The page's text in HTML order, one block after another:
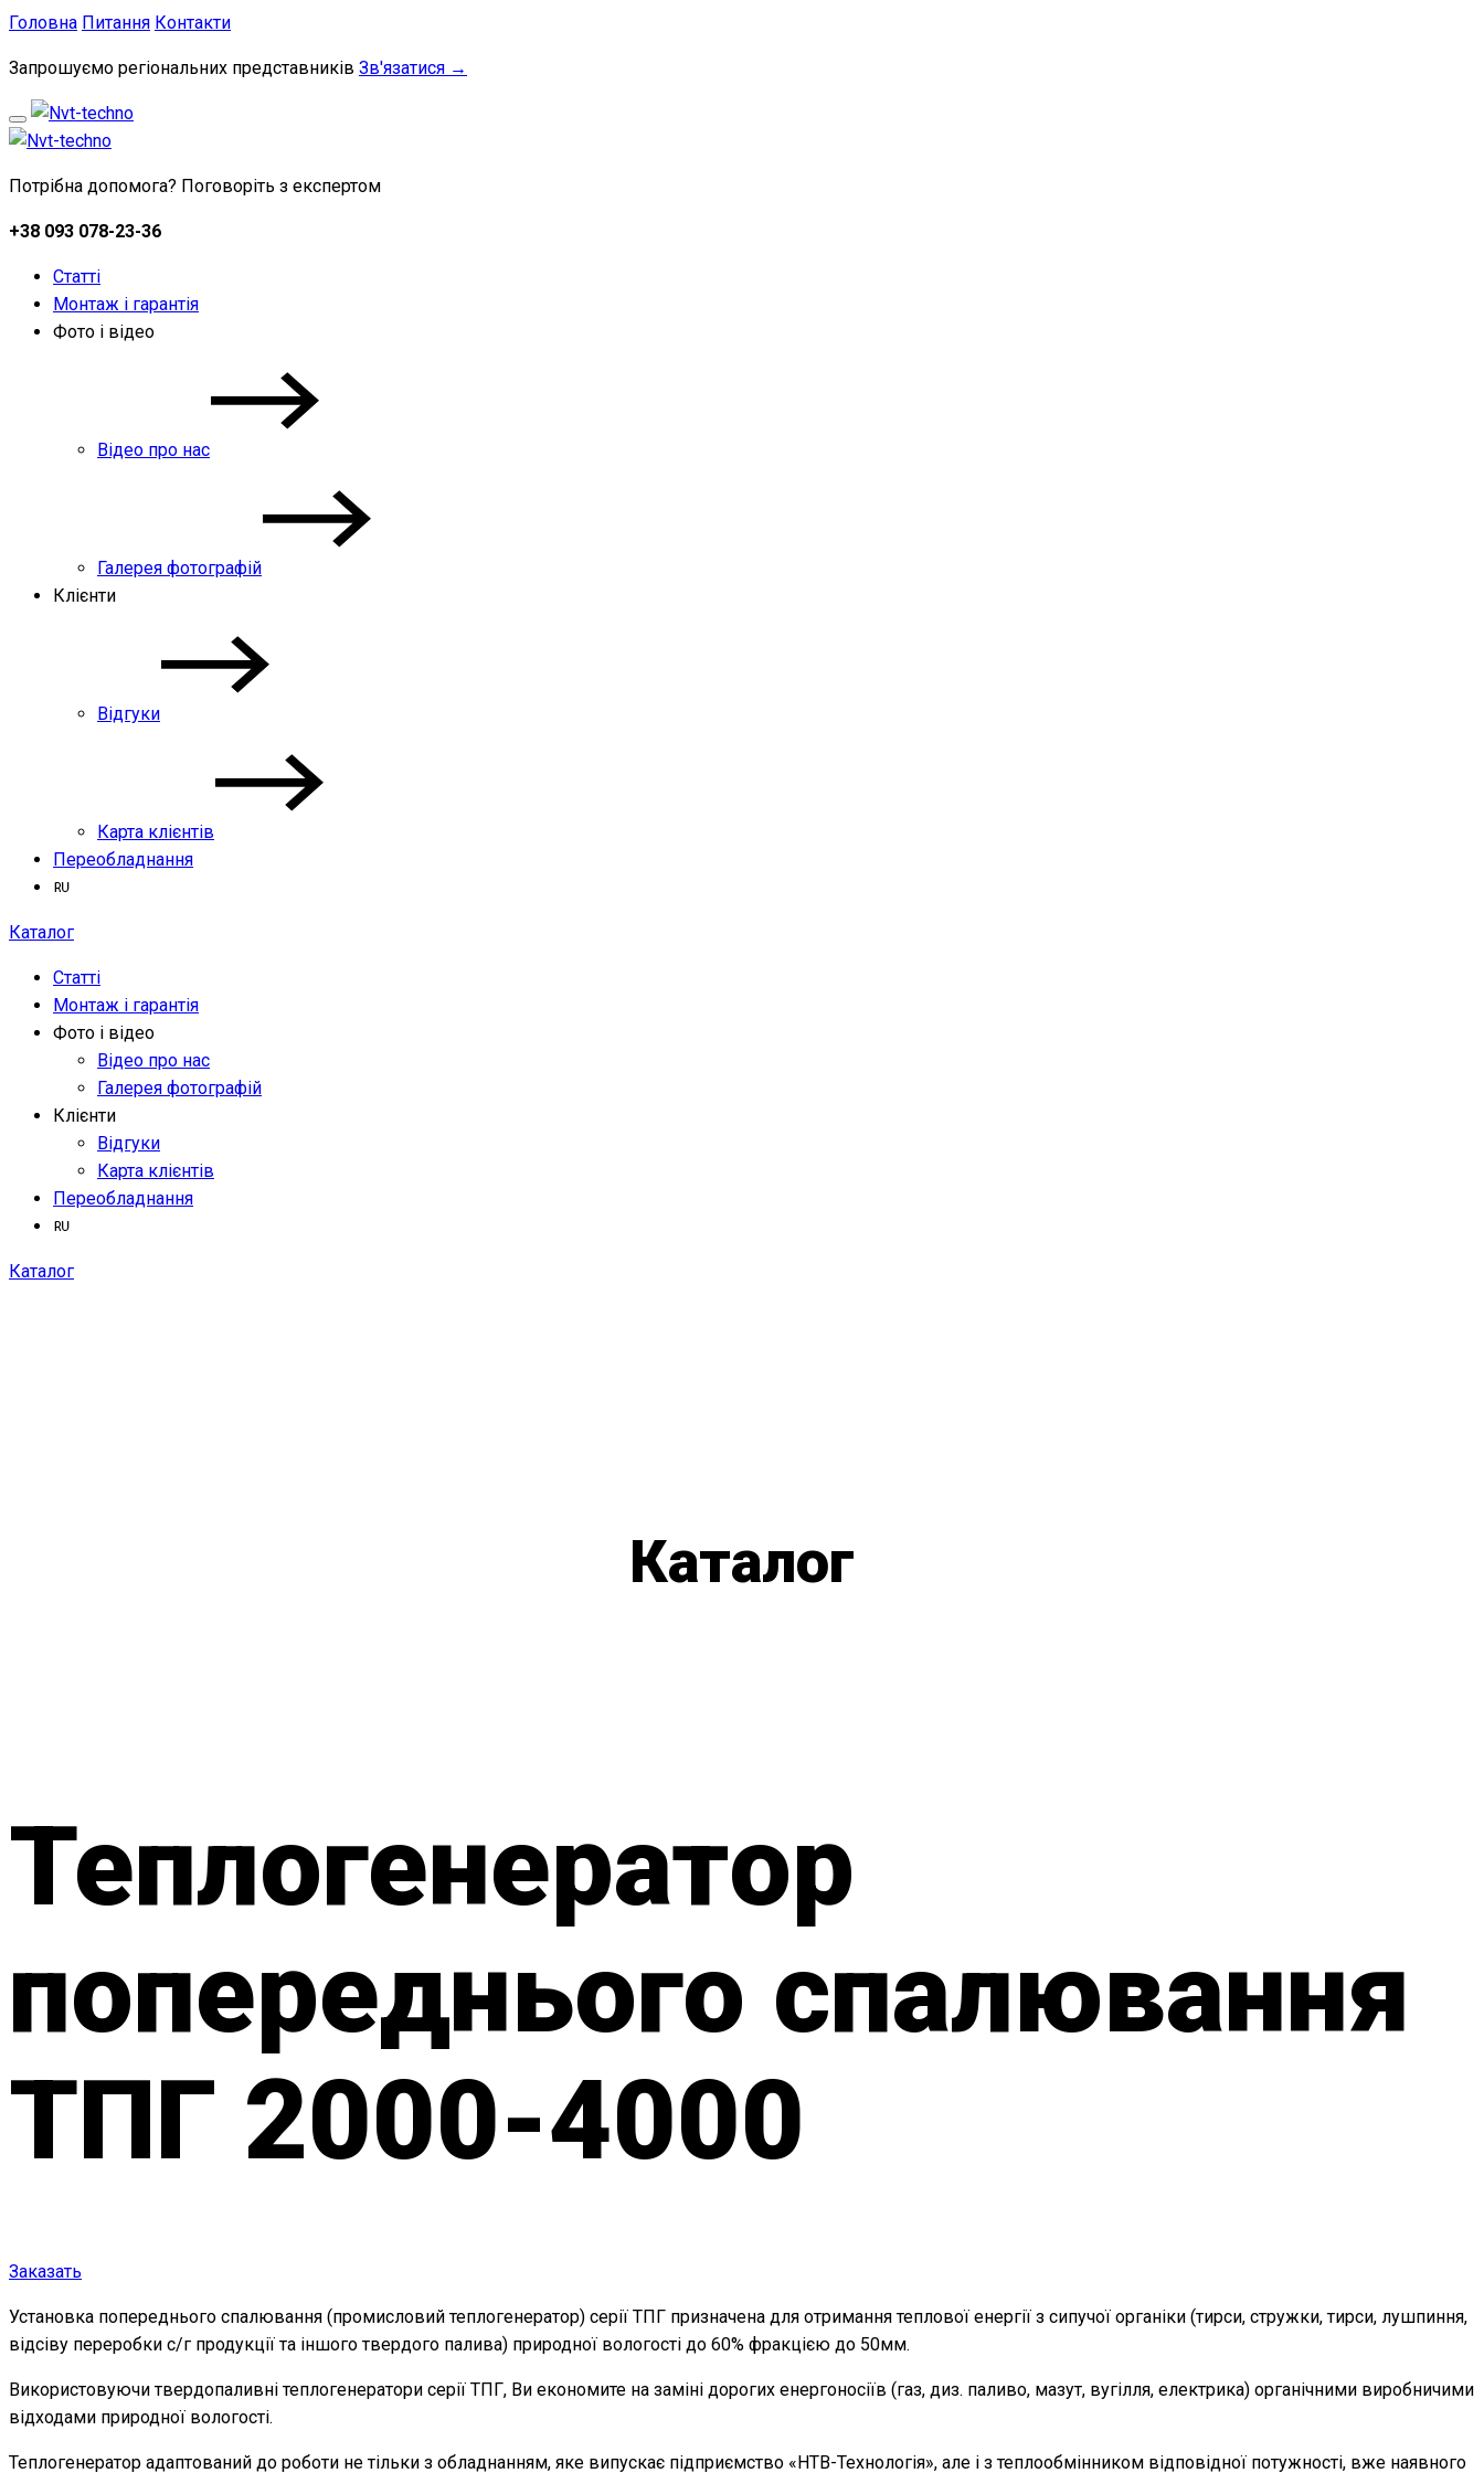
Головна Питання Контакти
Запрошуємо регіональних представників Зв'язатися →
Потрібна допомога? Поговоріть з експертом
+38 093 078-23-36
Статті
Монтаж і гарантія
Фото і відео
Відео про нас
Галерея фотографій
Клієнти
Відгуки
Карта клієнтів
Переобладнання
Каталог
Статті
Монтаж і гарантія
Фото і відео
Відео про нас
Галерея фотографій
Клієнти
Відгуки
Карта клієнтів
Переобладнання
Каталог
Каталог
Теплогенератор
попереднього спалювання
ТПГ 2000-4000
Заказать
Установка попереднього спалювання (промисловий теплогенератор) серії ТПГ призначена для отримання теплової енергії з сипучої органіки (тирси, стружки, тирси, лушпиння,
відсіву переробки с/г продукції та іншого твердого палива) природної вологості до 60% фракцією до 50мм.
Використовуючи твердопаливні теплогенератори серії ТПГ, Ви економите на заміні дорогих енергоносіїв (газ, диз. паливо, мазут, вугілля, електрика) органічними виробничими
відходами природної вологості.
Теплогенератор адаптований до роботи не тільки з обладнанням, яке випускає підприємство «НТВ-Технологія», але і з теплообмінником відповідної потужності, вже наявного